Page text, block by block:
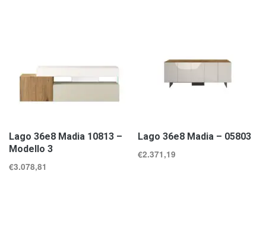
Lago 36e8 Madia 10813 –
Modello 3
€3.078,81
Lago 36e8 Madia – 05803
€2.371,19